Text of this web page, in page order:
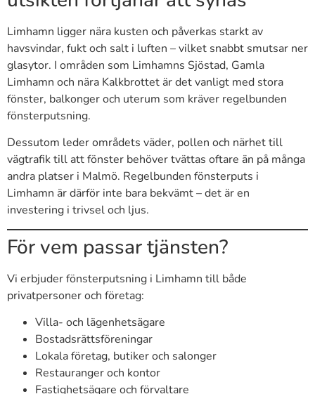
Limhamn ligger nära kusten och påverkas starkt av
havsvindar, fukt och salt i luften – vilket snabbt smutsar ner
glasytor. I områden som Limhamns Sjöstad, Gamla
Limhamn och nära Kalkbrottet är det vanligt med stora
fönster, balkonger och uterum som kräver regelbunden
fönsterputsning.
Dessutom leder områdets väder, pollen och närhet till
vägtrafik till att fönster behöver tvättas oftare än på många
andra platser i Malmö. Regelbunden fönsterputs i
Limhamn är därför inte bara bekvämt – det är en
investering i trivsel och ljus.
För vem passar tjänsten?
Vi erbjuder fönsterputsning i Limhamn till både
privatpersoner och företag:
Villa- och lägenhetsägare
Bostadsrättsföreningar
Lokala företag, butiker och salonger
Restauranger och kontor
Fastighetsägare och förvaltare